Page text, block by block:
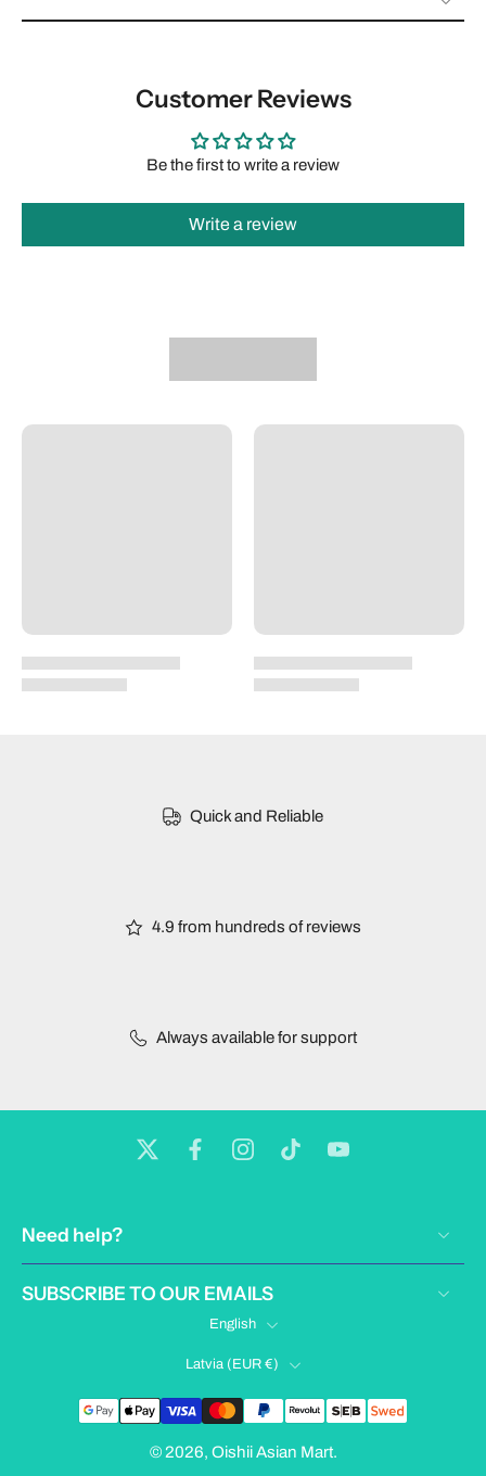
Customer Reviews
Be the first to write a review
Write a review
Quick and Reliable
4.9 from hundreds of reviews
Always available for support
Need help?
SUBSCRIBE TO OUR EMAILS
English
Latvia ‎(EUR €)‎
© 2026, Oishii Asian Mart.